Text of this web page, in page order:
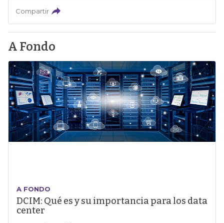
Compartir
A Fondo
A FONDO
DCIM: Qué es y su importancia para los data
center